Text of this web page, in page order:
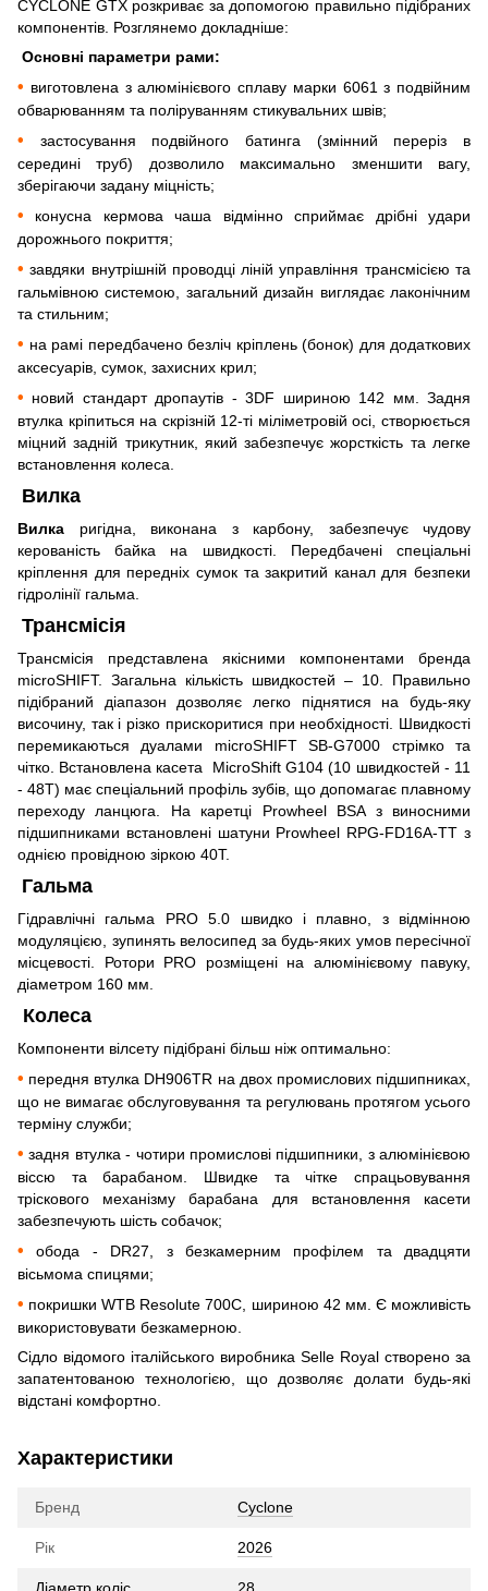
CYCLONE GTX розкриває за допомогою правильно підібраних
компонентів. Розглянемо докладніше:
Основні параметри рами:
• виготовлена з алюмінієвого сплаву марки 6061 з подвійним
обварюванням та поліруванням стикувальних швів;
• застосування подвійного батинга (змінний переріз в
середині труб) дозволило максимально зменшити вагу,
зберігаючи задану міцність;
• конусна кермова чаша відмінно сприймає дрібні удари
дорожнього покриття;
•завдяки внутрішній проводці ліній управління трансмісією та
гальмівною системою, загальний дизайн виглядає лаконічним
та стильним;
• на рамі передбачено безліч кріплень (бонок) для додаткових
аксесуарів, сумок, захисних крил;
• новий стандарт дропаутів - 3DF шириною 142 мм. Задня
втулка кріпиться на скрізній 12-ті міліметровій осі, створюється
міцний задній трикутник, який забезпечує жорсткість та легке
встановлення колеса.
Вилка
Вилка ригідна, виконана з карбону, забезпечує чудову
керованість байка на швидкості. Передбачені спеціальні
кріплення для передніх сумок та закритий канал для безпеки
гідролінії гальма.
Трансмісія
Трансмісія представлена якісними компонентами бренда
microSHIFT. Загальна кількість швидкостей – 10. Правильно
підібраний діапазон дозволяє легко піднятися на будь-яку
височину, так і різко прискоритися при необхідності. Швидкості
перемикаються дуалами microSHIFT
SB-G7000 стрімко та
чітко. Встановлена касета
MicroShift G104 (10 швидкостей - 11
- 48Т) має спеціальний профіль зубів, що допомагає плавному
переходу ланцюга. На каретці Prowheel BSA з виносними
підшипниками встановлені шатуни Prowheel RPG-FD16A-TT з
однією провідною зіркою 40T.
Гальма
Гідравлічні гальма PRO 5.0 швидко і плавно, з відмінною
модуляцією, зупинять велосипед за будь-яких умов пересічної
місцевості. Ротори PRO розміщені на алюмінієвому павуку,
діаметром 160 мм.
Колеса
Компоненти вілсету підібрані більш ніж оптимально:
• передня втулка DH906TR на двох промислових підшипниках,
що не вимагає обслуговування та регулювань протягом усього
терміну служби;
•задня втулка - чотири промислові підшипники, з алюмінієвою
віссю та барабаном. Швидке та чітке спрацьовування
тріскового механізму барабана для встановлення касети
забезпечують шість собачок;
•обода - DR27, з безкамерним профілем та двадцяти
вісьмома спицями;
• покришки WTB Resolute 700C, шириною 42 мм. Є можливість
використовувати безкамерною.
Сідло відомого італійського виробника Selle Royal створено за
запатентованою технологією, що дозволяє долати будь-які
відстані комфортно.
Характеристики
Бренд Cyclone
Рік 2026
Діаметр коліс 28